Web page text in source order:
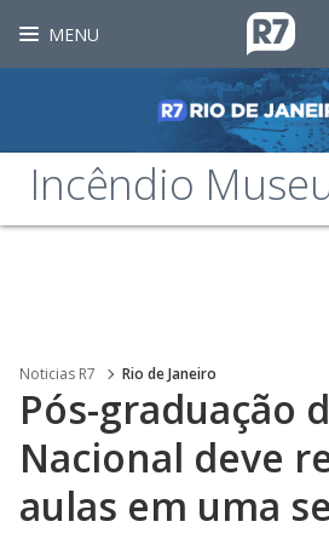
MENU
Incêndio
Noticias R7 Rio de Janeiro
Pós-graduação
Nacional deve
aulas em uma